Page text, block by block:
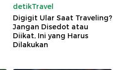
detikTravel
Digigit Ular Saat Traveling?
Jangan Disedot atau
Diikat, Ini yang Harus
Dilakukan